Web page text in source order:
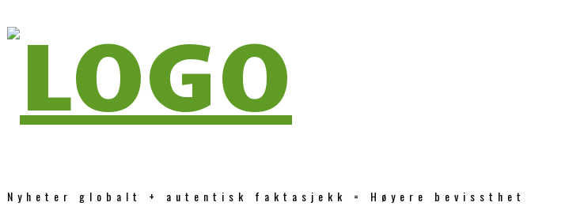
Nyheter globalt + autentisk faktasjekk = Høyere bevissthet